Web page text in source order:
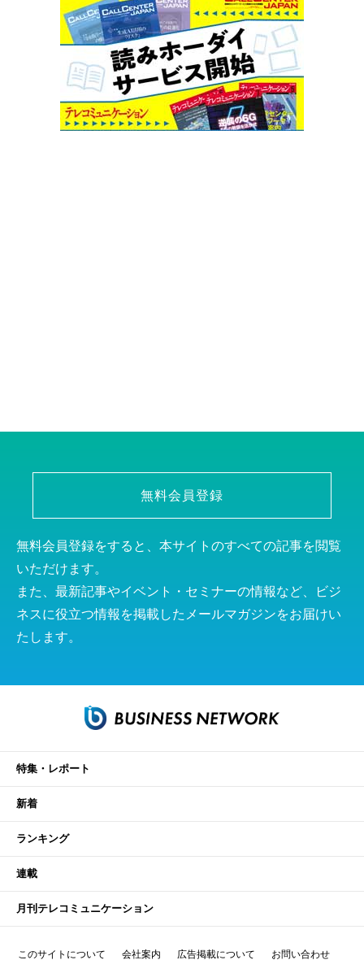
無料会員登録
無料会員登録をすると、本サイトのすべての記事を閲覧
いただけます。
また、最新記事やイベント・セミナーの情報など、ビジ
ネスに役立つ情報を掲載したメールマガジンをお届けい
たします。
特集・レポート
新着
ランキング
連載
月刊テレコミュニケーション
このサイトについて 会社案内 広告掲載について お問い合わせ